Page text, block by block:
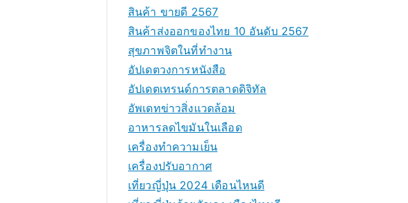
สินค้า ขายดี 2567
สินค้าส่งออกของไทย 10 อันดับ 2567
สุขภาพจิตในที่ทำงาน
อัปเดตวงการหนังสือ
อัปเดตเทรนด์การตลาดดิจิทัล
อัพเดทข่าวสิ่งแวดล้อม
อาหารลดไขมันในเลือด
เครื่องทำความเย็น
เครื่องปรับอากาศ
เที่ยวญี่ปุ่น 2024 เดือนไหนดี